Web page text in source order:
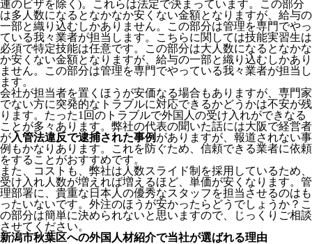
連のビザを除く)。これらは法定で決まっています。この部分
は多人数になるとなかなか安くない金額となりますが、給与の
一部と織り込むしかありません。この部分は管理を専門でやっ
ている我々業者が担当します。こちらに関しては技能実習生は
必須で特定技能は任意です。この部分は大人数になるとなかな
か安くない金額となりますが、給与の一部と織り込むしかあり
ません。この部分は管理を専門でやっている我々業者が担当し
ます。
会社が担当者を置くほうが安価なる場合もありますが、専門家
でない方に突発的なトラブルに対応できるかどうかは不安が残
ります。たった1回のトラブルで外国人の受け入れができなる
ことが多々あります。弊社の代表の聞いた話には大阪で経営者
が入管法違反で逮捕された事例 がありますが、報道されない事
例もかなりあります。これを防ぐため、信頼できる業者に依頼
をすることがおすすめです。
また、コストも、弊社は人数スライド制を採用しているため、
受け入れ人数が増えれば増えるほど、単価が安くなります。管
理部署に、貴重な日本人の優秀なスタッフを担当させるのはも
ったいないです。外注のほうが安かったらどうでしょうか？こ
の部分は簡単に決められないと思いますので、じっくりご相談
させてください。
新潟市秋葉区への外国人材紹介で当社が選ばれる理由